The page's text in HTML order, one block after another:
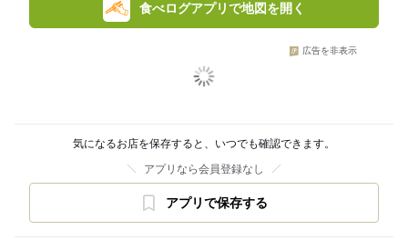
食べログアプリで地図を開く
広告を非表示
気になるお店を保存すると、いつでも確認できます。
アプリなら会員登録なし
アプリで保存する